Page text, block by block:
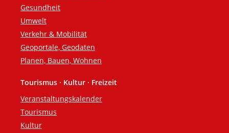
Gesundheit
Umwelt
Verkehr & Mobilität
Geoportale, Geodaten
Planen, Bauen, Wohnen
Tourismus · Kultur · Freizeit
Veranstaltungskalender
Tourismus
Kultur